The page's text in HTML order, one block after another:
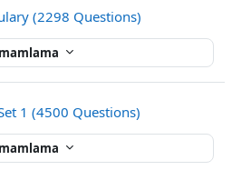
(2298 Questions)
1 (4500 Questions)